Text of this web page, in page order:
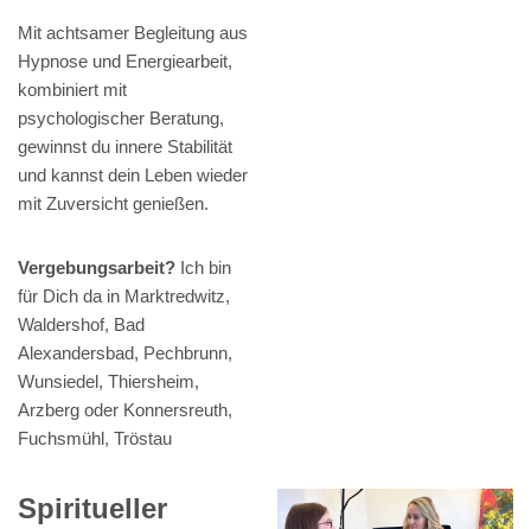
Mit achtsamer Begleitung aus
Hypnose und Energiearbeit,
kombiniert mit
psychologischer Beratung,
gewinnst du innere Stabilität
und kannst dein Leben wieder
mit Zuversicht genießen.
Vergebungsarbeit? Ich bin
für Dich da in Marktredwitz,
Waldershof, Bad
Alexandersbad, Pechbrunn,
Wunsiedel, Thiersheim,
Arzberg oder Konnersreuth,
Fuchsmühl, Tröstau
Spiritueller